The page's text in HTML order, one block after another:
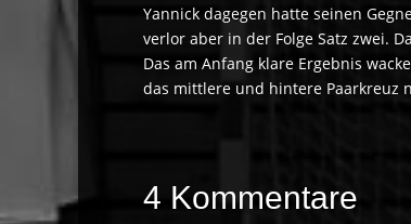
Yannick dagegen hatte seinen
verlor aber in der Folge Satz zwei.
Das am Anfang klare Ergebnis
das mittlere und hintere Paarkreuz
4 Kommentare